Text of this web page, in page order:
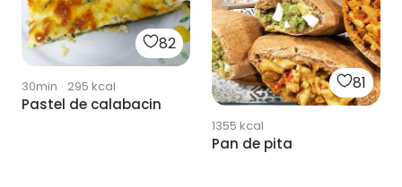
82
30min · 295 kcal
Pastel de calabacin
81
1355 kcal
Pan de pita